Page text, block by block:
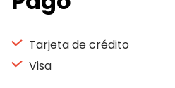
Tarjeta de crédito
Visa